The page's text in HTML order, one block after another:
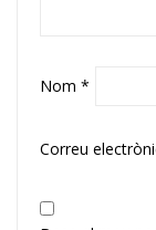
Nom *
Correu